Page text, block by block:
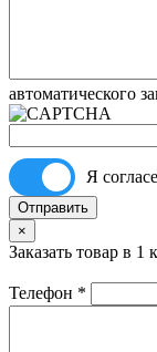
автоматического
Я
Отправить
×
Заказать товар в 1
Телефон *